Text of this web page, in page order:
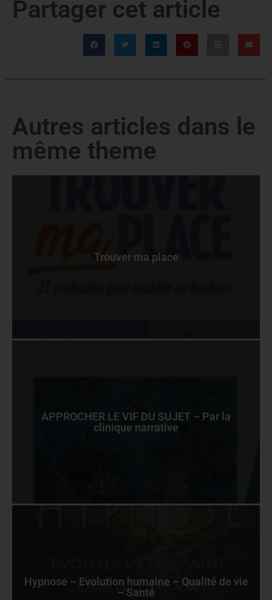
Partager cet article
Autres articles dans le
même theme
Trouver ma place
APPROCHER LE VIF DU SUJET – Par la
clinique narrative
Hypnose – Evolution humaine – Qualité de vie
– Santé